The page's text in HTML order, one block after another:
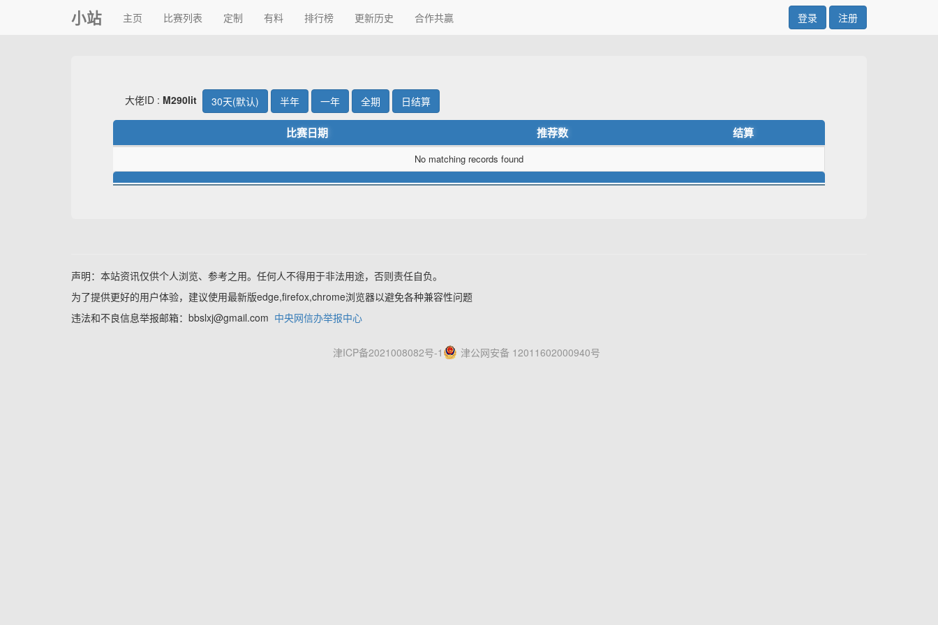
小站 主页 比赛列表 定制 有料 排行榜 更新历史 合作共贏 登录 注册
大佬ID : M290lit 30天(默认) 半年 一年 全期 日结算
比赛日期 推荐数 结算
No matching records found
声明：本站资讯仅供个人浏览、参考之用。任何人不得用于非法用途，否则责任自负。
为了提供更好的用户体验，建议使用最新版edge,firefox,chrome浏览器以避免各种兼容性问题
违法和不良信息举报邮箱：bbslxj@gmail.com 中央网信办举报中心
津公网安备 12011602000940号
津ICP备2021008082号-1